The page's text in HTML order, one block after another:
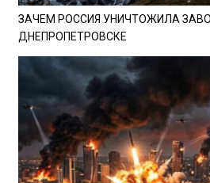
ЗАЧЕМ РОССИЯ УНИЧТОЖИЛА
ДНЕПРОПЕТРОВСКЕ